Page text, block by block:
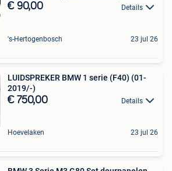
€ 90,00 Details
's-Hertogenbosch 23 jul 26
LUIDSPREKER BMW 1 serie (F40) (01-
2019/-)
€ 750,00 Details
Hoevelaken 23 jul 26